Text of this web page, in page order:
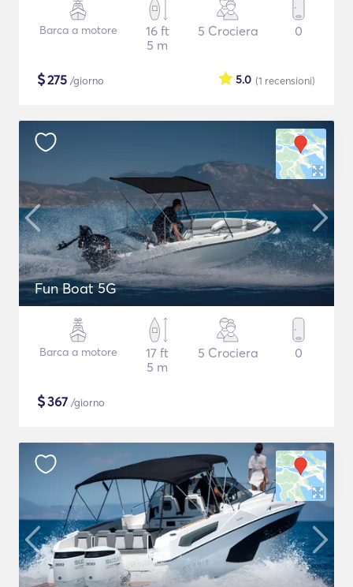
Barca a motore
16 ft
5 m
5 Crociera 0
$275 /giorno (1 recensioni)
5.0
Fun Boat 5G
Barca a motore
17 ft
5 m
5 Crociera 0
$367 /giorno